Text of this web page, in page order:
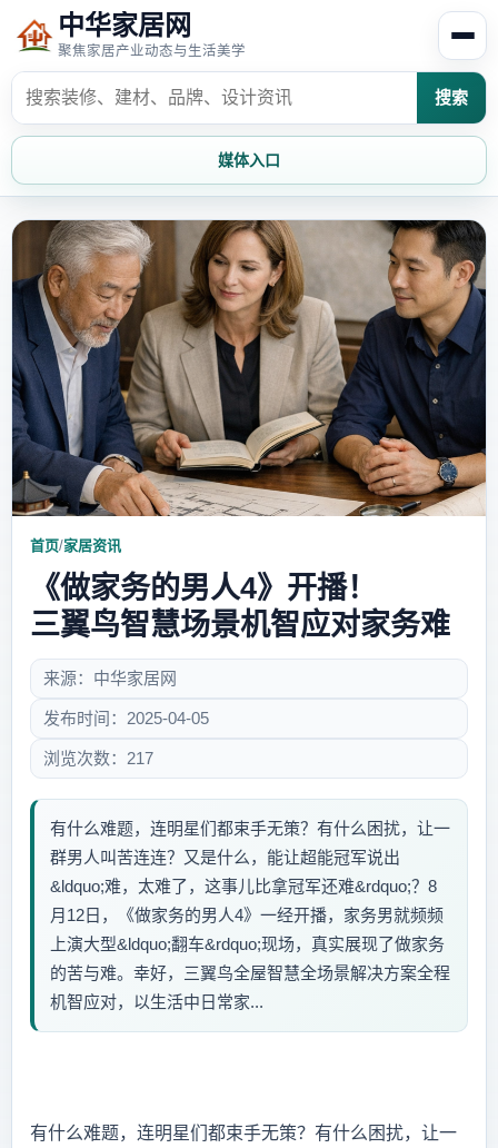
中华家居网
聚焦家居产业动态与生活美学
搜索
媒体入口
首页 家居资讯
家居风水 家居欣赏
时尚饰家 装修设计
家具知识 家居文化
家装攻略 创意家居
首页/家居资讯
《做家务的男人4》开播！
三翼鸟智慧场景机智应对家务难
来源：中华家居网
发布时间：2025-04-05
浏览次数：217
有什么难题，连明星们都束手无策？有什么困扰，让一
群男人叫苦连连？又是什么，能让超能冠军说出
&ldquo;难，太难了，这事儿比拿冠军还难&rdquo;？8
月12日，《做家务的男人4》一经开播，家务男就频频
上演大型&ldquo;翻车&rdquo;现场，真实展现了做家务
的苦与难。幸好，三翼鸟全屋智慧全场景解决方案全程
机智应对，以生活中日常家...
有什么难题，连明星们都束手无策？有什么困扰，让一